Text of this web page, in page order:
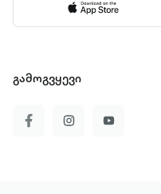
გამოგვყევი